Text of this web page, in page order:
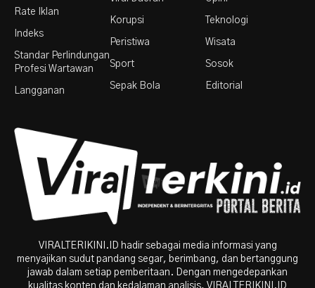
Rate Iklan
Indeks
Standar Perlindungan
Profesi Wartawan
Langganan
Korupsi
Peristiwa
Sport
Sepak Bola
Teknologi
Wisata
Sosok
Editorial
VIRALTERIKINI.ID hadir sebagai media informasi yang
menyajikan sudut pandang segar, berimbang, dan bertanggung
jawab dalam setiap pemberitaan. Dengan mengedepankan
kualitas konten dan kedalaman analisis, VIRALTERIKINI.ID